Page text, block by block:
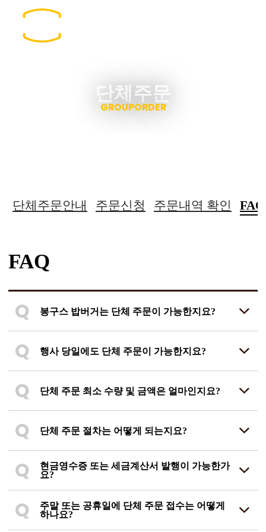
단체주문
GROUPORDER
단체주문안내 주문신청 주문내역 확인 FAQ
FAQ
Q 봉구스 밥버거는 단체 주문이 가능한지요?
Q 행사 당일에도 단체 주문이 가능한지요?
Q 단체 주문 최소 수량 및 금액은 얼마인지요?
Q 단체 주문 절차는 어떻게 되는지요?
Q
현금영수증 또는 세금계산서 발행이 가능한가
요?
Q
주말 또는 공휴일에 단체 주문 접수는 어떻게
하나요?